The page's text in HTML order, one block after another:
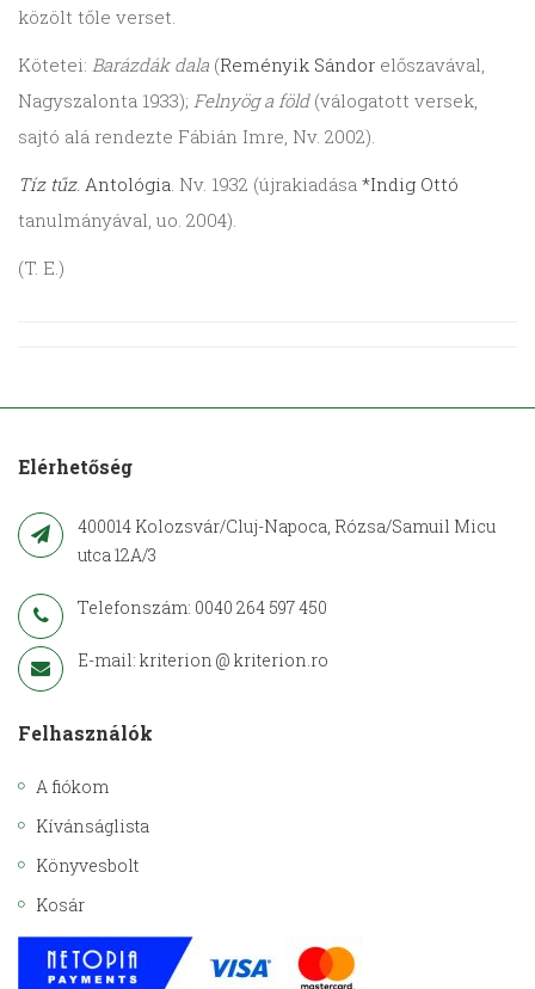
közölt tőle verset.
Kötetei: Barázdák dala (Reményik Sándor előszavával,
Nagyszalonta 1933); Felnyög a föld(válogatott versek,
sajtó alá rendezte Fábián Imre, Nv. 2002).
Tíz tűz. Antológia. Nv. 1932 (újrakiadása *Indig Ottó
tanulmányával, uo. 2004).
(T. E.)
Elérhetőség
400014 Kolozsvár/Cluj-Napoca, Rózsa/Samuil Micu
utca 12A/3
Telefonszám: 0040 264 597 450
E-mail: kriterion @ kriterion.ro
Felhasználók
A fiókom
Kívánságlista
Könyvesbolt
Kosár